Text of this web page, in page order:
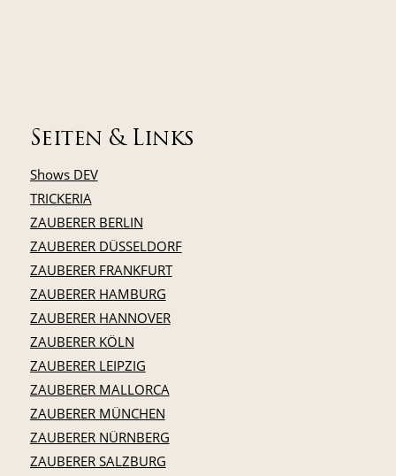
Seiten & Links
Shows DEV
TRICKERIA
ZAUBERER BERLIN
ZAUBERER DÜSSELDORF
ZAUBERER FRANKFURT
ZAUBERER HAMBURG
ZAUBERER HANNOVER
ZAUBERER KÖLN
ZAUBERER LEIPZIG
ZAUBERER MALLORCA
ZAUBERER MÜNCHEN
ZAUBERER NÜRNBERG
ZAUBERER SALZBURG